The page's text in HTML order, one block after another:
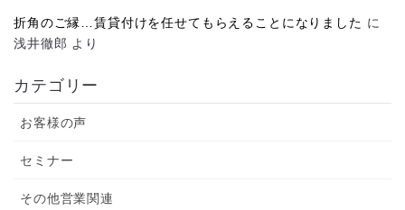
折角のご縁…賃貸付けを任せてもらえることになりました に
浅井徹郎 より
カテゴリー
お客様の声
セミナー
その他営業関連